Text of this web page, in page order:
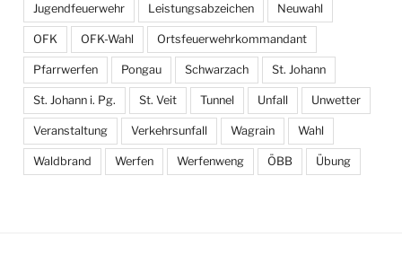
Jugendfeuerwehr Leistungsabzeichen Neuwahl
OFK OFK-Wahl Ortsfeuerwehrkommandant
Pfarrwerfen Pongau Schwarzach St. Johann
St. Johann i. Pg. St. Veit Tunnel Unfall Unwetter
Veranstaltung Verkehrsunfall Wagrain Wahl
Waldbrand Werfen Werfenweng ÖBB Übung